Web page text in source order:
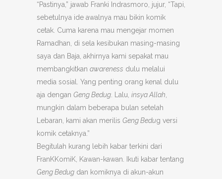
“Pastinya,” jawab Franki Indrasmoro, jujur, “Tapi,
sebetulnya ide awalnya mau bikin komik
cetak. Cuma karena mau mengejar momen
Ramadhan, di sela kesibukan masing-masing
saya dan Baja, akhirnya kami sepakat mau
membangkitkan awareness dulu melalui
media sosial. Yang penting orang kenal dulu
aja dengan Geng Bedug . Lalu, insya Allah
mungkin dalam beberapa bulan setelah
Lebaran, kami akan merilis Geng Bedug versi
komik cetaknya.”
Begitulah kurang lebih kabar terkini dari
FranKKomiK, Kawan-kawan. Ikuti kabar tentang
Geng Bedug dan komiknya di akun-akun